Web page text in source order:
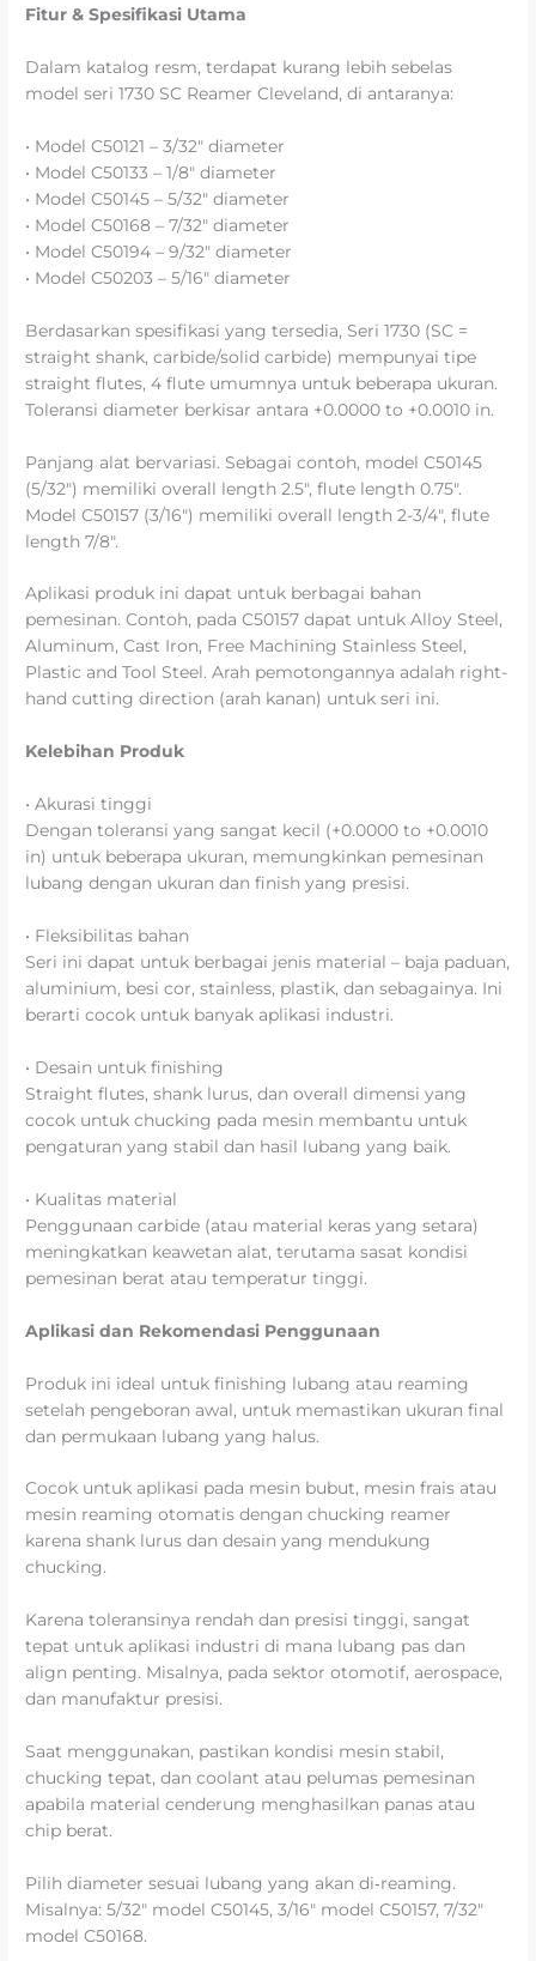
Fitur & Spesifikasi Utama
Dalam katalog resm, terdapat kurang lebih sebelas
model seri 1730 SC Reamer Cleveland, di antaranya:
• Model C50121 – 3/32″ diameter
• Model C50133 – 1/8″ diameter
• Model C50145 – 5/32″ diameter
• Model C50168 – 7/32″ diameter
• Model C50194 – 9/32″ diameter
• Model C50203 – 5/16″ diameter
Berdasarkan spesifikasi yang tersedia, Seri 1730 (SC =
straight shank, carbide/solid carbide) mempunyai tipe
straight flutes, 4 flute umumnya untuk beberapa ukuran.
Toleransi diameter berkisar antara +0.0000 to +0.0010 in.
Panjang alat bervariasi. Sebagai contoh, model C50145
(5/32″) memiliki overall length 2.5″, flute length 0.75″.
Model C50157 (3/16″) memiliki overall length 2-3/4″, flute
length 7/8″.
Aplikasi produk ini dapat untuk berbagai bahan
pemesinan. Contoh, pada C50157 dapat untuk Alloy Steel,
Aluminum, Cast Iron, Free Machining Stainless Steel,
Plastic and Tool Steel. Arah pemotongannya adalah right-
hand cutting direction (arah kanan) untuk seri ini.
Kelebihan Produk
• Akurasi tinggi
Dengan toleransi yang sangat kecil (+0.0000 to +0.0010
in) untuk beberapa ukuran, memungkinkan pemesinan
lubang dengan ukuran dan finish yang presisi.
• Fleksibilitas bahan
Seri ini dapat untuk berbagai jenis material – baja paduan,
aluminium, besi cor, stainless, plastik, dan sebagainya. Ini
berarti cocok untuk banyak aplikasi industri.
• Desain untuk finishing
Straight flutes, shank lurus, dan overall dimensi yang
cocok untuk chucking pada mesin membantu untuk
pengaturan yang stabil dan hasil lubang yang baik.
• Kualitas material
Penggunaan carbide (atau material keras yang setara)
meningkatkan keawetan alat, terutama sasat kondisi
pemesinan berat atau temperatur tinggi.
Aplikasi dan Rekomendasi Penggunaan
Produk ini ideal untuk finishing lubang atau reaming
setelah pengeboran awal, untuk memastikan ukuran final
dan permukaan lubang yang halus.
Cocok untuk aplikasi pada mesin bubut, mesin frais atau
mesin reaming otomatis dengan chucking reamer
karena shank lurus dan desain yang mendukung
chucking.
Karena toleransinya rendah dan presisi tinggi, sangat
tepat untuk aplikasi industri di mana lubang pas dan
align penting. Misalnya, pada sektor otomotif, aerospace,
dan manufaktur presisi.
Saat menggunakan, pastikan kondisi mesin stabil,
chucking tepat, dan coolant atau pelumas pemesinan
apabila material cenderung menghasilkan panas atau
chip berat.
Pilih diameter sesuai lubang yang akan di‐reaming.
Misalnya: 5/32″ model C50145, 3/16″ model C50157, 7/32″
model C50168.